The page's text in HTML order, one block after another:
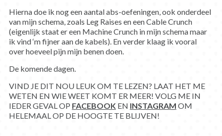
Hierna doe ik nog een aantal abs-oefeningen, ook onderdeel
van mijn schema, zoals Leg Raises en een Cable Crunch
(eigenlijk staat er een Machine Crunch in mijn schema maar
ik vind ‘m fijner aan de kabels). En verder klaag ik vooral
over hoeveel pijn mijn benen doen.
De komende dagen.
VIND JE DIT NOU LEUK OM TE LEZEN? LAAT HET ME
WETEN EN WIE WEET KOMT ER MEER! VOLG ME IN
IEDER GEVAL OP FACEBOOK EN INSTAGRAM OM
HELEMAAL OP DE HOOGTE TE BLIJVEN!